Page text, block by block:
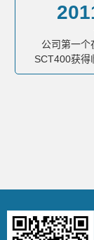
公司第一个
SCT400获得